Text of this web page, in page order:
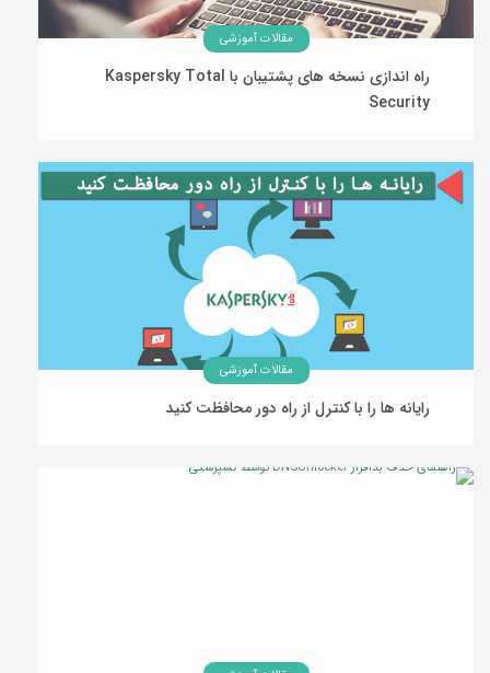
مقالات آموزشی
راه اندازی نسخه های پشتیبان با Kaspersky Total
Security
06 دی 1394
مقالات آموزشی
رایانه ها را با کنترل از راه دور محافظت کنید